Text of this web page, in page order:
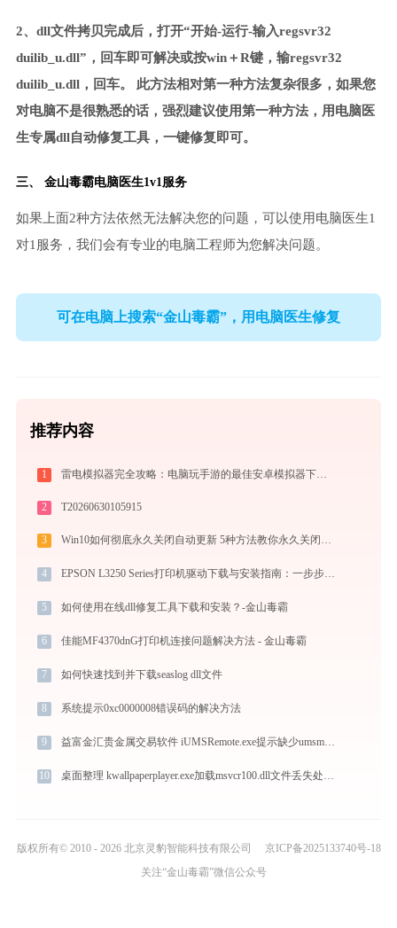
2、dll文件拷贝完成后，打开“开始-运行-输入regsvr32
duilib_u.dll”，回车即可解决或按win＋R键，输regsvr32
duilib_u.dll，回车。 此方法相对第一种方法复杂很多，如果您
对电脑不是很熟悉的话，强烈建议使用第一种方法，用电脑医
生专属dll自动修复工具，一键修复即可。
三、 金山毒霸电脑医生1v1服务
如果上面2种方法依然无法解决您的问题，可以使用电脑医生1
对1服务，我们会有专业的电脑工程师为您解决问题。
可在电脑上搜索“金山毒霸”，用电脑医生修复
推荐内容
1 雷电模拟器完全攻略：电脑玩手游的最佳安卓模拟器下载安装与优化配置指南
2 T20260630105915
3 Win10如何彻底永久关闭自动更新 5种方法教你永久关闭win10自动更新
4 EPSON L3250 Series打印机驱动下载与安装指南：一步步教您操作
5 如何使用在线dll修复工具下载和安装？-金山毒霸
6 佳能MF4370dnG打印机连接问题解决方法 - 金山毒霸
7 如何快速找到并下载seaslog dll文件
8 系统提示0xc0000008错误码的解决方法
9 益富金汇贵金属交易软件 iUMSRemote.exe提示缺少umsmodule9.dll文件的解决办法
10 桌面整理 kwallpaperplayer.exe加载msvcr100.dll文件丢失处理办法
版权所有© 2010 - 2026 北京灵豹智能科技有限公司
京ICP备2025133740号-18
关注“金山毒霸”微信公众号